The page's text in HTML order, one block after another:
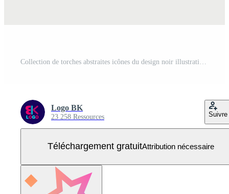
Logo BK
23 258 Ressources Suivre
Téléchargement gratuitAttribution nécessaire